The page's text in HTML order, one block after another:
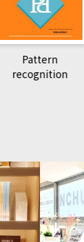
Pattern
recognition